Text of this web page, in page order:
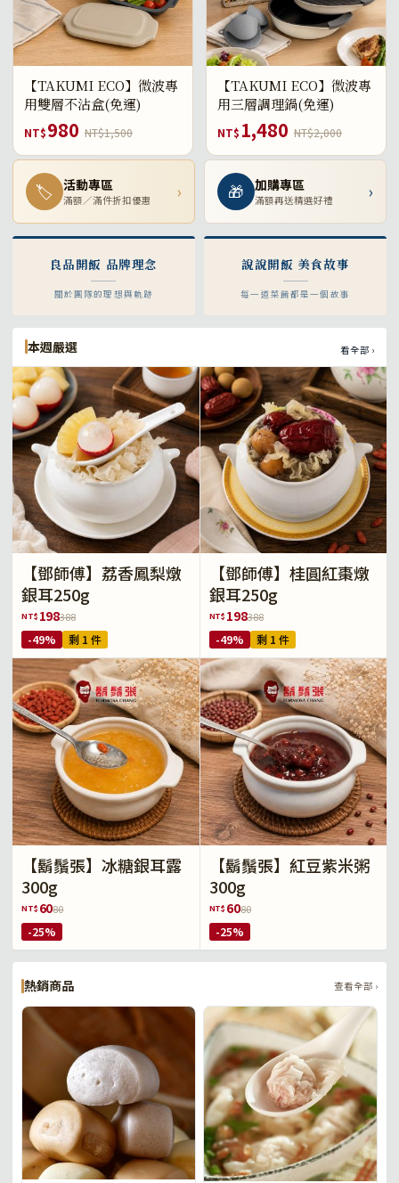
【TAKUMI ECO】微波專
用雙層不沾盒(免運)
NT$980 NT$1,500
【TAKUMI ECO】微波專
用三層調理鍋(免運)
NT$ 1,480 NT$2,000
🏷 活動專區
滿額／滿件折扣優惠 › 🎁 加購專區
滿額再送精選好禮 ›
良品開飯 品牌理念
關於團隊的理想與軌跡
說說開飯 美食故事
每一道菜餚都是一個故事
本週嚴選 看全部 ›
【鄧師傅】荔香鳳梨燉
銀耳250g
NT$ 198388
-49% 剩 1 件
【鄧師傅】桂圓紅棗燉
銀耳250g
NT$ 198388
-49% 剩 1 件
【鬍鬚張】冰糖銀耳露
300g
NT$ 6080
-25%
【鬍鬚張】紅豆紫米粥
300g
NT$ 6080
-25%
熱銷商品 查看全部 ›